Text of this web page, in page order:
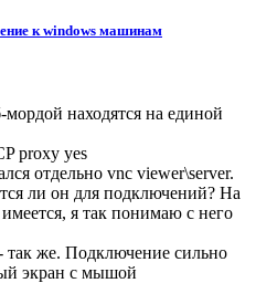
к windows машинам
мордой находятся на единой
proxy yes
отдельно vnc viewer\server.
ли он для подключений? На
я так понимаю с него
так же. Подключение сильно
экран с мышой